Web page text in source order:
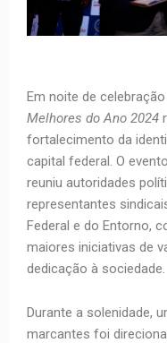
Em noite de
Melhores do Ano 2024
fortalecimento da
capital federal. O
reuniu autoridades
representantes
Federal e do Entorno,
maiores iniciativas de
dedicação à sociedade.
Durante a solenidade,
marcantes foi